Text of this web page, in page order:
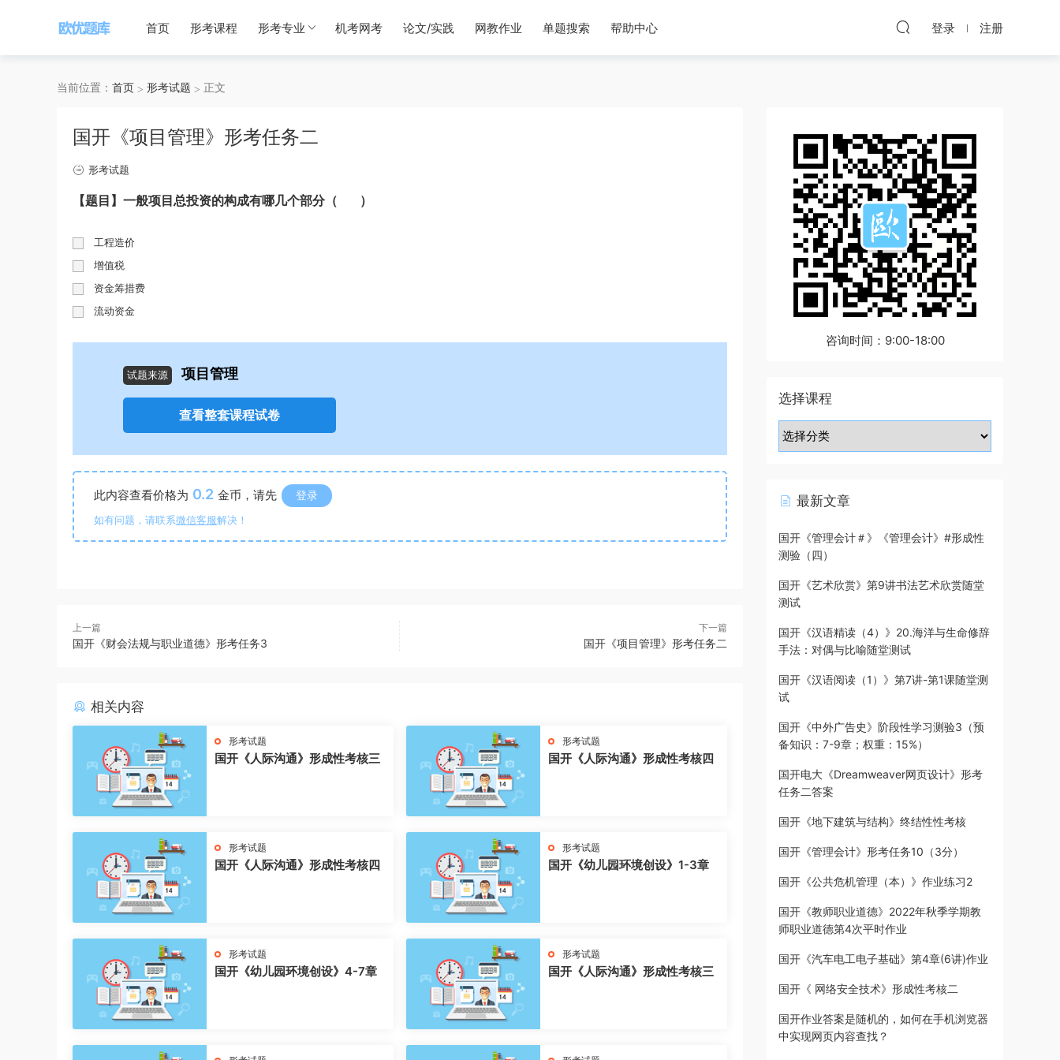
首页 形考课程 形考专业 机考网考 论文/实践 网教作业 单题搜索 帮助中心 登录 注册
当前位置： 首页 形考试题 正文
国开《项目管理》形考任务二
形考试题
【题目】一般项目总投资的构成有哪几个部分（ ）
工程造价
增值税
资金筹措费
流动资金
试题来源 项目管理
查看整套课程试卷
此内容查看价格为 0.2 金币，请先 登录
如有问题，请联系微信客服解决！
上一篇
国开《财会法规与职业道德》形考任务3
下一篇
国开《项目管理》形考任务二
相关内容
形考试题
国开《人际沟通》形成性考核三
形考试题
国开《人际沟通》形成性考核四
形考试题
国开《人际沟通》形成性考核四
形考试题
国开《幼儿园环境创设》1-3章
形考试题
国开《幼儿园环境创设》4-7章
形考试题
国开《人际沟通》形成性考核三
咨询时间：9:00-18:00
选择课程
最新文章
国开《管理会计＃》《管理会计》#形成性
测验（四）
国开《艺术欣赏》第9讲书法艺术欣赏随堂
测试
国开《汉语精读（4）》20.海洋与生命修辞
手法：对偶与比喻随堂测试
国开《汉语阅读（1）》第7讲-第1课随堂测
试
国开《中外广告史》阶段性学习测验3（预
备知识：7-9章；权重：15%）
国开电大《Dreamweaver网页设计》形考
任务二答案
国开《地下建筑与结构》终结性性考核
国开《管理会计》形考任务10（3分）
国开《公共危机管理（本）》作业练习2
国开《教师职业道德》2022年秋季学期教
师职业道德第4次平时作业
国开《汽车电工电子基础》第4章(6讲)作业
国开《 网络安全技术》形成性考核二
国开作业答案是随机的，如何在手机浏览器
中实现网页内容查找？